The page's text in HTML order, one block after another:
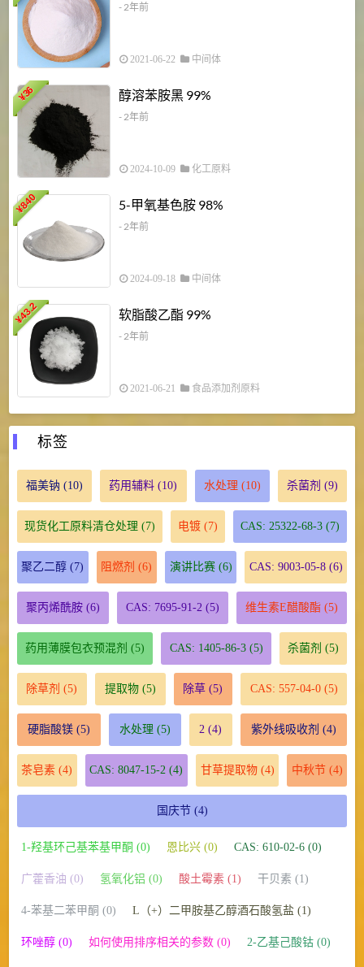
- 2年前
2021-06-22 中间体
¥
36 醇溶苯胺黑 99%
- 2年前
2024-10-09 化工原料
¥
840 5-甲氧基色胺 98%
- 2年前
2024-09-18 中间体
¥
43.2 软脂酸乙酯 99%
- 2年前
2021-06-21 食品添加剂原料
标签
福美钠 (10) 药用辅料 (10) 水处理 (10) 杀菌剂 (9)
现货化工原料清仓处理 (7) 电镀 (7) CAS: 25322-68-3 (7)
聚乙二醇 (7) 阻燃剂 (6) 演讲比赛(6) CAS: 9003-05-8(6)
聚丙烯酰胺(6) CAS: 7695-91-2 (5) 维生素E醋酸酯 (5)
药用薄膜包衣预混剂 (5) CAS: 1405-86-3(5) 杀菌剂 (5)
除草剂 (5) 提取物(5) 除草 (5) CAS: 557-04-0(5)
硬脂酸镁(5) 水处理 (5) 2 (4) 紫外线吸收剂 (4)
茶皂素 (4) CAS: 8047-15-2 (4) 甘草提取物(4) 中秋节(4)
国庆节(4)
1-羟基环己基苯基甲酮 (0) 恩比兴 (0) CAS: 610-02-6 (0)
广藿香油 (0) 氢氧化铝 (0) 酸土霉素 (1) 干贝素 (1)
4-苯基二苯甲酮 (0) L（+）二甲胺基乙醇酒石酸氢盐 (1)
环唑醇 (0) 如何使用排序相关的参数 (0) 2-乙基己酸钴 (0)